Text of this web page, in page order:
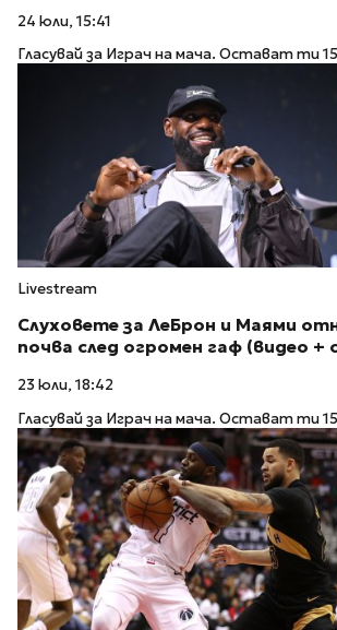
24 юли, 15:41
Гласувай за Играч на мача. Остават ти
Livestream
Слуховете за ЛеБрон и Маями
почва след огромен гаф (видео +
23 юли, 18:42
Гласувай за Играч на мача. Остават ти